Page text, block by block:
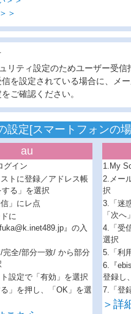
＞
ティ設定のためユーザー受信
を設定されている場合に、メ
ご確認ください。
設定[スマートフォンの
au
グイン
トに登録／アドレス帳
る」を選択
」にレ点
に
』の入
完全/部分一致/ から部分
設定で「有効」を選択
」を押し、「OK」を選
1.My
2.メー
択
3.「迷
「次へ
4.「受
選択
5.「利
6.『
登録し
7.「登
＞詳